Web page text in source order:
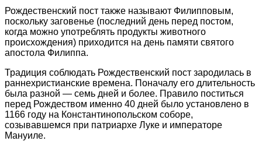
Рождественский пост также называют Филипповым,
поскольку заговенье (последний день перед постом,
когда можно употреблять продукты животного
происхождения) приходится на день памяти святого
апостола Филиппа.
Традиция соблюдать Рождественский пост зародилась в
раннехристианские времена. Поначалу его длительность
была разной — семь дней и более. Правило поститься
перед Рождеством именно 40 дней было установлено в
1166 году на Константинопольском соборе,
созывавшемся при патриархе Луке и императоре
Мануиле.